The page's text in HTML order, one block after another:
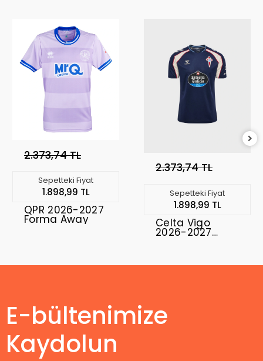
2.373,74 TL
Sepetteki Fiyat
1.898,99 TL
QPR 2026-2027
Forma Away
2.373,74 TL
Sepetteki Fiyat
1.898,99 TL
Celta Vigo
2026-2027
E-bültenimize
Kaydolun